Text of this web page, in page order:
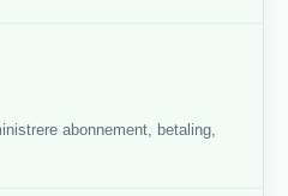
abonnement, betaling,